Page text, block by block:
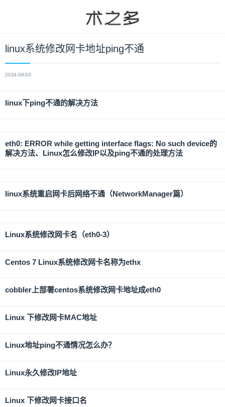
linux系统修改网卡地址ping不通
2024-09-03
linux下ping不通的解决方法
eth0: ERROR while getting interface flags: No such device的
解决方法、Linux怎么修改IP以及ping不通的处理方法
linux系统重启网卡后网络不通（NetworkManager篇）
Linux系统修改网卡名（eth0-3）
Centos 7 Linux系统修改网卡名称为ethx
cobbler上部署centos系统修改网卡地址成eth0
Linux 下修改网卡MAC地址
Linux地址ping不通情况怎么办？
Linux永久修改IP地址
Linux 下修改网卡接口名